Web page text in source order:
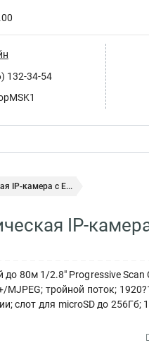
132-34-54
IP-камера с E...
IP-
80м 1/2.8" Progressive
тройной поток;
слот для microSD до